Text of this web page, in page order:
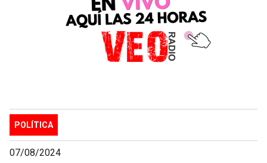
POLÍTICA
07/08/2024